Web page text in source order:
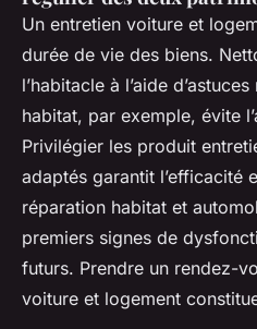
Un entretien voiture et
durée de vie des biens.
l’habitacle à l’aide
habitat, par exemple, évite
Privilégier les produit
adaptés garantit l’efficacité
réparation habitat et
premiers signes de
futurs. Prendre un rendez-
voiture et logement